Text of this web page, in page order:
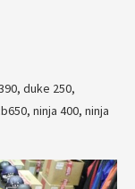
duke 250,
ninja 400, ninja